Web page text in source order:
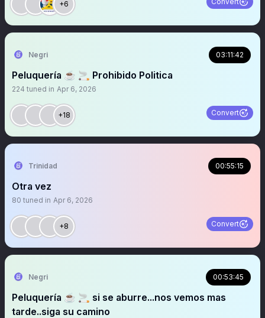
+6
Negri 03:11:42
Peluquería ☕️ 🚬 Prohibido Politica
224 tuned in Apr 6, 2026
+18 Convert
Trinidad 00:55:15
Otra vez
80 tuned in Apr 6, 2026
+8 Convert
Negri 00:53:45
Peluquería ☕️ 🚬 si se aburre...nos vemos mas
tarde..siga su camino